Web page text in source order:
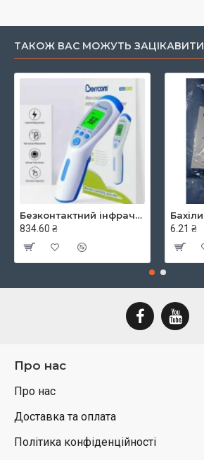
ТАКОЖ ВАС МОЖУТЬ ЗАЦІКАВИТИ
Безконтактний інфрачервоний термометр JXB-182, ТМ Berrcom
834.60 ₴
6.21 ₴
Про нас
Про нас
Доставка та оплата
Політика конфіденційності